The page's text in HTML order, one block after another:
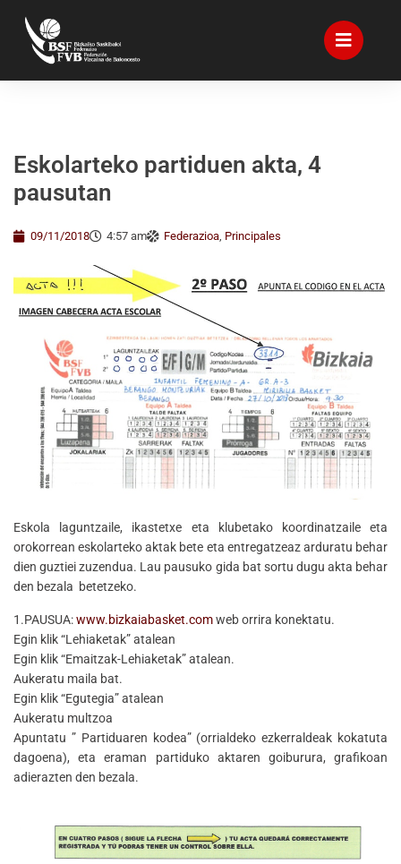
Eskolarteko partiduen akta, 4
pausutan
09/11/2018 4:57 am Federazioa, Principales
Eskola laguntzaile, ikastetxe eta klubetako koordinatzaile eta
orokorrean eskolarteko aktak bete eta entregatzeaz arduratu behar
dien guztiei zuzendua. Lau pausuko gida bat sortu dugu akta behar
den bezala betetzeko.
1.PAUSUA:www.bizkaiabasket.comweb orrira konektatu.
Egin klik “Lehiaketak” atalean
Egin klik “Emaitzak-Lehiaketak” atalean.
Aukeratu maila bat.
Egin klik “Egutegia” atalean
Aukeratu multzoa
Apuntatu ” Partiduaren kodea” (orrialdeko ezkerraldeak kokatuta
dagoena), eta eraman partiduko aktaren goiburura, grafikoan
adierazten den bezala.